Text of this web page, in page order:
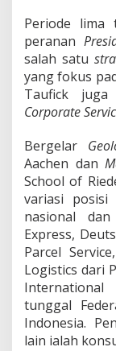
Periode lima
peranan
salah satu
yang fokus
Taufick
Corporate
Bergelar
Aachen dan
School of
variasi posisi
nasional
Express,
Parcel
Logistics dari
tunggal
Indonesia.
lain ialah